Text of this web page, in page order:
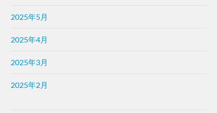
2025年5月
2025年4月
2025年3月
2025年2月